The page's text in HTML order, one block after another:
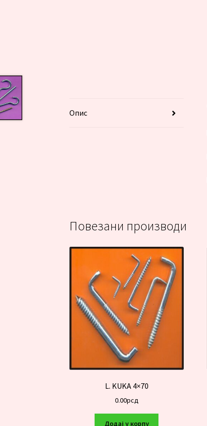
Опис
Повезани производи
L. KUKA 4×70
0.00рсд
Додај у корпу